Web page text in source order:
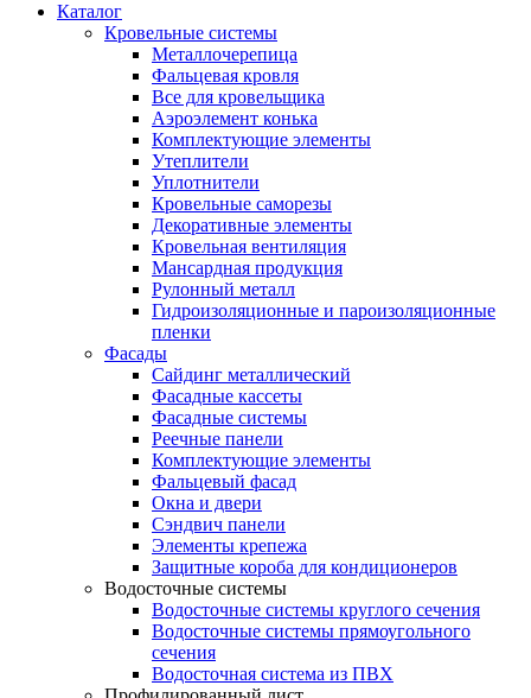
Каталог
Кровельные системы
Металлочерепица
Фальцевая кровля
Все для кровельщика
Аэроэлемент конька
Комплектующие элементы
Утеплители
Уплотнители
Кровельные саморезы
Декоративные элементы
Кровельная вентиляция
Мансардная продукция
Рулонный металл
Гидроизоляционные и пароизоляционные
пленки
Фасады
Сайдинг металлический
Фасадные кассеты
Фасадные системы
Реечные панели
Комплектующие элементы
Фальцевый фасад
Окна и двери
Сэндвич панели
Элементы крепежа
Защитные короба для кондиционеров
Водосточные системы
Водосточные системы круглого сечения
Водосточные системы прямоугольного
сечения
Водосточная система из ПВХ